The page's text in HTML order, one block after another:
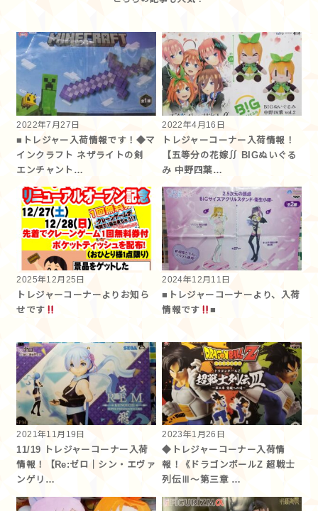
2022年7月27日
■トレジャー入荷情報です！◆マ
インクラフト ネザライトの剣
エンチャント…
2022年4月16日
トレジャーコーナー入荷情報！
【五等分の花嫁∬ BIGぬいぐる
み 中野四葉…
2025年12月25日
トレジャーコーナーよりお知ら
せです
2024年12月11日
■トレジャーコーナーより、入荷
情報です
■
2021年11月19日
11/19 トレジャーコーナー入荷
情報！【Re:ゼロ｜シン・エヴァ
ンゲリ…
2023年1月26日
◆トレジャーコーナー入荷情
報！《ドラゴンボールZ 超戦士
列伝Ⅲ～第三章 …